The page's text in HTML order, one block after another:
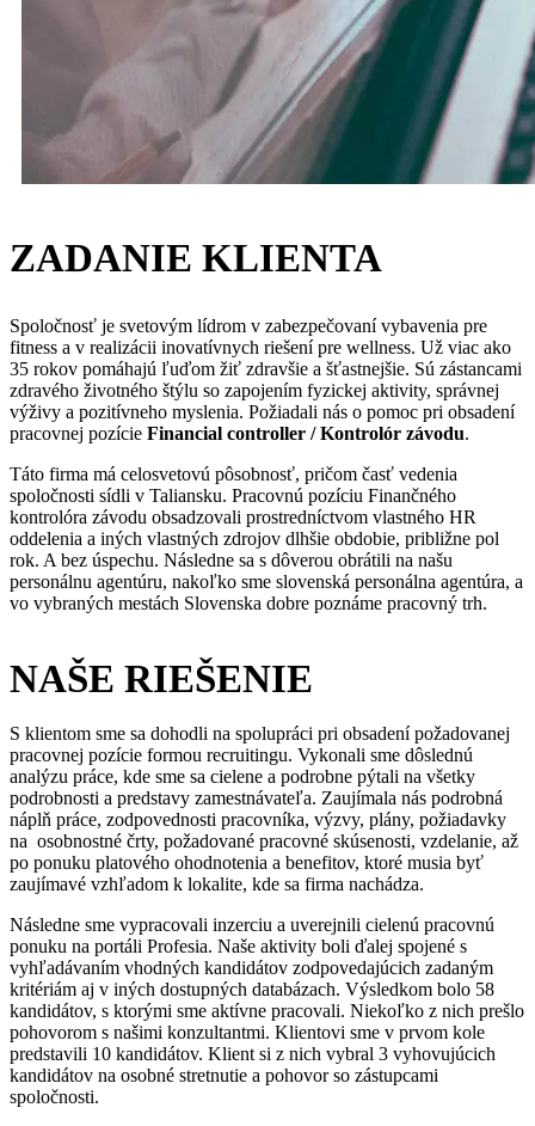
ZADANIE KLIENTA
Spoločnosť je svetovým lídrom v zabezpečovaní vybavenia pre
fitness a v realizácii inovatívnych riešení pre wellness. Už viac ako
35 rokov pomáhajú ľuďom žiť zdravšie a šťastnejšie. Sú zástancami
zdravého životného štýlu so zapojením fyzickej aktivity, správnej
výživy a pozitívneho myslenia. Požiadali nás o pomoc pri obsadení
pracovnej pozície Financial controller / Kontrolór závodu.
Táto firma má celosvetovú pôsobnosť, pričom časť vedenia
spoločnosti sídli v Taliansku. Pracovnú pozíciu Finančného
kontrolóra závodu obsadzovali prostredníctvom vlastného HR
oddelenia a iných vlastných zdrojov dlhšie obdobie, približne pol
rok. A bez úspechu. Následne sa s dôverou obrátili na našu
personálnu agentúru, nakoľko sme slovenská personálna agentúra, a
vo vybraných mestách Slovenska dobre poznáme pracovný trh.
NAŠE RIEŠENIE
S klientom sme sa dohodli na spolupráci pri obsadení požadovanej
pracovnej pozície formou recruitingu. Vykonali sme dôslednú
analýzu práce, kde sme sa cielene a podrobne pýtali na všetky
podrobnosti a predstavy zamestnávateľa. Zaujímala nás podrobná
náplň práce, zodpovednosti pracovníka, výzvy, plány, požiadavky
na osobnostné črty, požadované pracovné skúsenosti, vzdelanie, až
po ponuku platového ohodnotenia a benefitov, ktoré musia byť
zaujímavé vzhľadom k lokalite, kde sa firma nachádza.
Následne sme vypracovali inzerciu a uverejnili cielenú pracovnú
ponuku na portáli Profesia. Naše aktivity boli ďalej spojené s
vyhľadávaním vhodných kandidátov zodpovedajúcich zadaným
kritériám aj v iných dostupných databázach. Výsledkom bolo 58
kandidátov, s ktorými sme aktívne pracovali. Niekoľko z nich prešlo
pohovorom s našimi konzultantmi. Klientovi sme v prvom kole
predstavili 10 kandidátov. Klient si z nich vybral 3 vyhovujúcich
kandidátov na osobné stretnutie a pohovor so zástupcami
spoločnosti.